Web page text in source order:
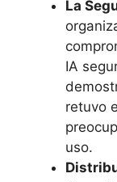
La
IA
retuvo
uso.